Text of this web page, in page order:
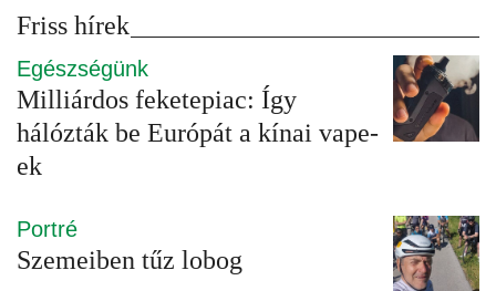
Friss hírek
Egészségünk
Milliárdos feketepiac: Így
hálózták be Európát a kínai vape-
ek
Portré
Szemeiben tűz lobog